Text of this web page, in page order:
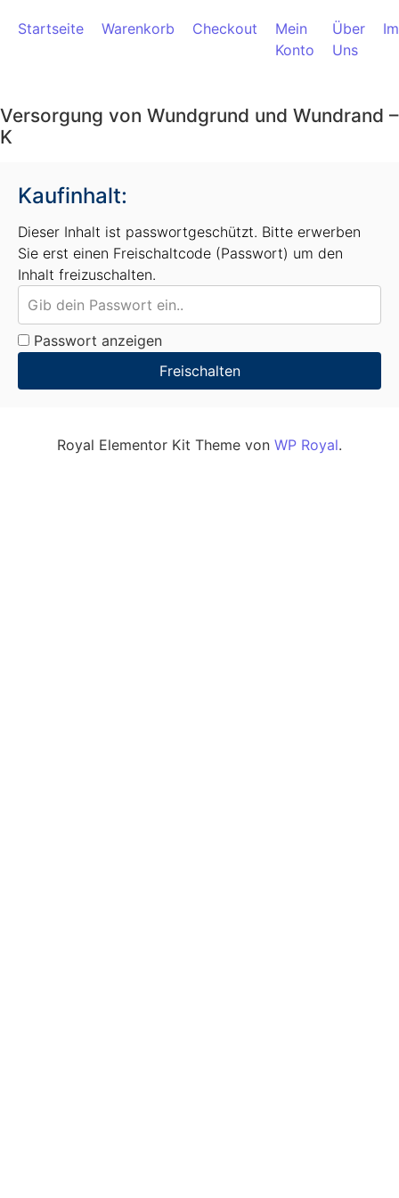
Startseite
Warenkorb Checkout
Mein
Konto
Über
Uns
Versorgung von Wundgrund und Wundrand –
K
Kaufinhalt:
Dieser Inhalt ist passwortgeschützt. Bitte erwerben
Sie erst einen Freischaltcode (Passwort) um den
Inhalt freizuschalten.
Passwort anzeigen
Freischalten
Royal Elementor Kit Theme von WP Royal.